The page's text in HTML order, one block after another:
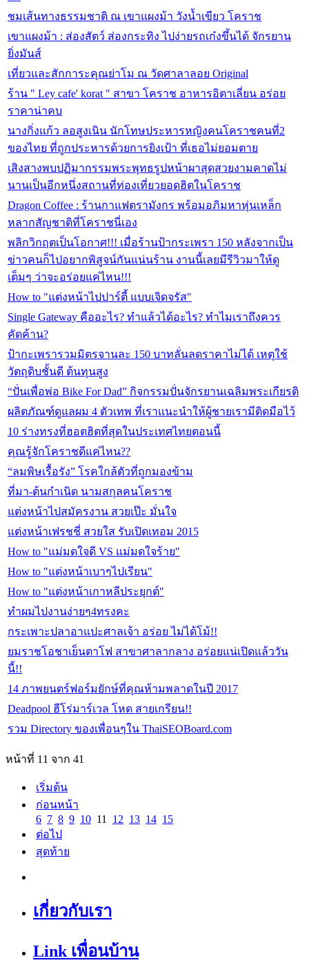
ชมเส้นทางธรรมชาติ ณ เขาแผงม้า วังน้ำเขียว โคราช
เขาแผงม้า : ส่องสัตว์ ส่องกระทิง ไปง่ายรถเก๋งขึ้นได้ จักรยาน
ยิ่งมันส์
เที่ยวและสักการะคุณย่าโม ณ วัดศาลาลอย Original
ร้าน " Ley cafe' korat " สาขา โคราช อาหารอิตาเลี่ยน อร่อย
ราคาน่าคบ
นางกิ่งแก้ว ลอสูงเนิน นักโทษประหารหญิงคนโคราชคนที่2
ของไทย ที่ถูกประหารด้วยการยิงเป้า ที่เธอไม่ยอมตาย
เสิงสางพบปฏิมากรรมพระพุทธรูปหน้าผาสุดสวยงามคาดไม่
นานเป็นอีกหนึ่งสถานที่ท่องเที่ยวยอดฮิตในโคราช
Dragon Coffee : ร้านกาแฟตรามังกร พร้อมอภิมหาหุ่นเหล็ก
หลากสัญชาติที่โคราชนี่เอง
พลิกวิกฤตเป็นโอกาศ!!! เมื่อร้านป้ากระเพรา 150 หลังจากเป็น
ข่าวคนก็ไปอยากพิสูจน์กันแน่นร้าน งานนี้เลยมีรีวิวมาให้ดู
เต็มๆ ว่าจะอร่อยแค่ไหน!!!
How to "แต่งหน้าไปปาร์ตี้ แบบเจิดจรัส"
Single Gateway คืออะไร? ทำแล้วได้อะไร? ทำไมเราถึงควร
คัดค้าน?
ป้ากะเพรารวมมิตรจานละ 150 บาทลั่นลดราคาไม่ได้ เหตุใช้
วัตถุดิบชั้นดี ต้นทุนสูง
“ปั่นเพื่อพ่อ Bike For Dad” กิจกรรมปั่นจักรยานเฉลิมพระเกียรติ
ผลิตภัณฑ์ดูแลผม 4 ตัวเทพ ที่เราแนะนำให้ผู้ชายเรามีติดมือไว้
10 ร่างทรงที่ฮอตฮิตที่สุดในประเทศไทยตอนนี้
คุณรู้จักโคราชดีแค่ไหน??
“ลมพิษเรื้อรัง” โรคใกล้ตัวที่ถูกมองข้าม
ที่มา-ต้นกำเนิด นามสกุลคนโคราช
แต่งหน้าไปสมัครงาน สวยเป๊ะ มั่นใจ
แต่งหน้าเฟรชชี่ สวยใส รับเปิดเทอม 2015
How to "แม่มดใจดี VS แม่มดใจร้าย"
How to "แต่งหน้าเบาๆไปเรียน"
How to "แต่งหน้าเกาหลีประยุกต์"
ทำผมไปงานง่ายๆ4ทรงคะ
กระเพาะปลาอาแปะศาลเจ้า อร่อย ไม่ได้โม้!!
ยมราชโอชาเย็นตาโฟ สาขาศาลากลาง อร่อยแน่เปิดแล้ววัน
นี้!!
14 ภาพยนตร์ฟอร์มยักษ์ที่คุณห้ามพลาดในปี 2017
Deadpool ฮีโร่มาร์เวล โหด สายเกรียน!!
รวม Directory ของเพื่อนๆใน ThaiSEOBoard.com
หน้าที่ 11 จาก 41
เริ่มต้น
ก่อนหน้า
6 7 8 9 10 11 12 13 14 15
ต่อไป
สุดท้าย
เกี่ยวกับเรา
Link เพื่อนบ้าน